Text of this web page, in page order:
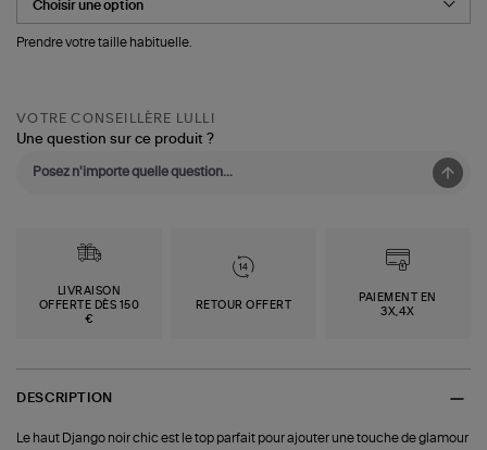
Prendre votre taille habituelle.
VOTRE CONSEILLÈRE LULLI
Une question sur ce produit ?
LIVRAISON
OFFERTE DÈS 150
€
RETOUR OFFERT
PAIEMENT EN
3X,4X
DESCRIPTION
Le haut Django noir chic est le top parfait pour ajouter une touche de glamour